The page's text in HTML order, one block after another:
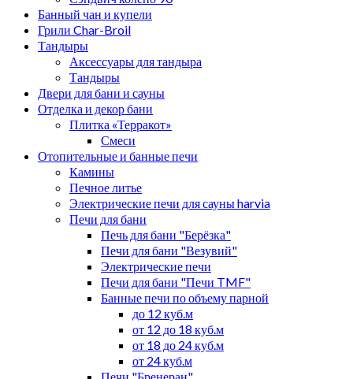
Банный чан и купели
Грили Char-Broil
Тандыры
Аксессуары для тандыра
Тандыры
Двери для бани и сауны
Отделка и декор бани
Плитка «Терракот»
Смеси
Отопительные и банные печи
Камины
Печное литье
Электрические печи для сауны harvia
Печи для бани
Печь для бани "Берёзка"
Печи для бани "Везувий"
Электрические печи
Печи для бани "Печи TMF"
Банные печи по объему парной
до 12 куб.м
от 12 до 18 куб.м
от 18 до 24 куб.м
от 24 куб.м